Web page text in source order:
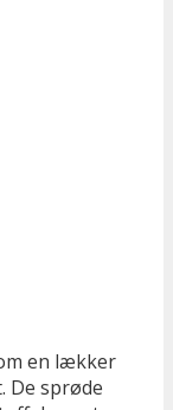
en lækker
De sprøde